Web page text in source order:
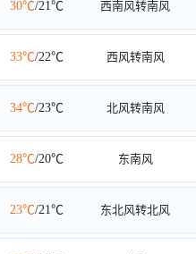
30℃/21℃ 西南风转南风
33℃/22℃ 西风转南风
34℃/23℃ 北风转南风
28℃/20℃ 东南风
23℃/21℃ 东北风转北风